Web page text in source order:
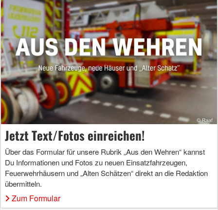
Jetzt Text/Fotos einreichen!
Über das Formular für unsere Rubrik „Aus den Wehren“ kannst
Du Informationen und Fotos zu neuen Einsatzfahrzeugen,
Feuerwehrhäusern und „Alten Schätzen“ direkt an die Redaktion
übermitteln.
Zum Formular